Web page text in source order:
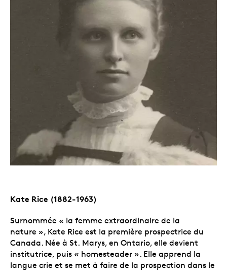
Kate Rice (1882-1963)
Surnommée « la femme extraordinaire de la
nature », Kate Rice est la première prospectrice du
Canada. Née à St. Marys, en Ontario, elle devient
institutrice, puis « homesteader ». Elle apprend la
langue crie et se met à faire de la prospection dans le